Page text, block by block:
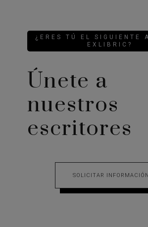
¿ERES TÚ EL SIGUIENTE
EXLIBRIC?
Únete a
nuestros
escritores
SOLICITAR INFORMACIÓN